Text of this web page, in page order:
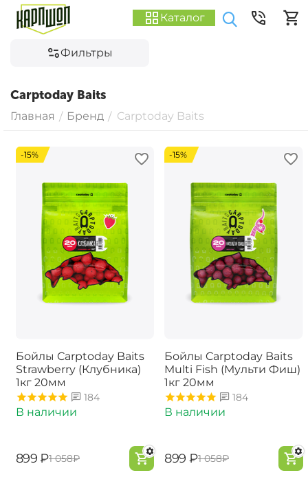
Каталог
Фильтры
Carptoday Baits
Главная / Бренд / Carptoday Baits
-15%
Бойлы Carptoday Baits
Strawberry (Клубника)
1кг 20мм
184
В наличии
‍899‍ ₽‍1 058‍₽
-15%
Бойлы Carptoday Baits
Multi Fish (Мульти Фиш)
1кг 20мм
184
В наличии
‍899‍ ₽‍1 058‍₽